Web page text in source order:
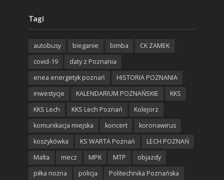
Tagi
autobusy bieganie bimba
CK ZAMEK
covid-19
daty z Poznania
enea energetyk poznań
HISTORIA POZNANIA
inwestycje
KALENDARIUM POZNAŃSKIE
KKS
KKS Lech
KKS Lech Poznań
Kolejorz
komunikacja miejska
koncert
koronawirus
koszykówka
KS WARTA Poznań
LECH POZNAŃ
Malta
mecz MPK MTP
objazdy
piłka nożna
policja Politechnika Poznańska